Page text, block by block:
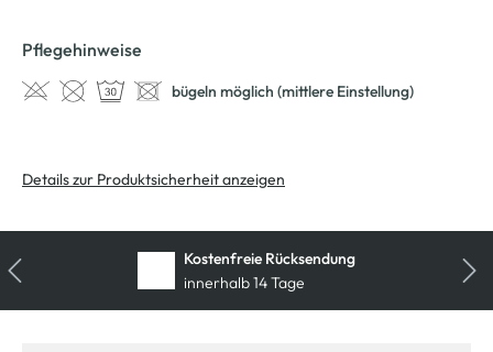
Pflegehinweise
bügeln möglich (mittlere Einstellung)
Details zur Produktsicherheit anzeigen
Kostenfreie Rücksendung
innerhalb 14 Tage